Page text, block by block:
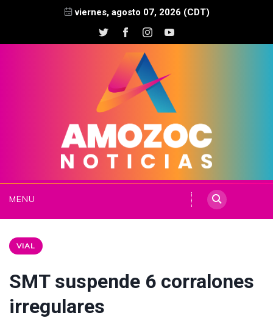
viernes, agosto 07, 2026 (CDT)
MENU
VIAL
SMT suspende 6 corralones
irregulares